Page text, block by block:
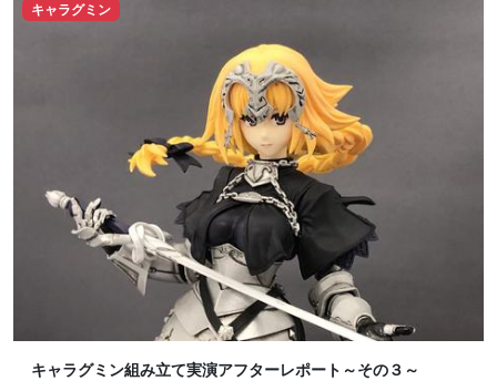
キャラグミン
キャラグミン組み立て実演アフターレポート～その３～